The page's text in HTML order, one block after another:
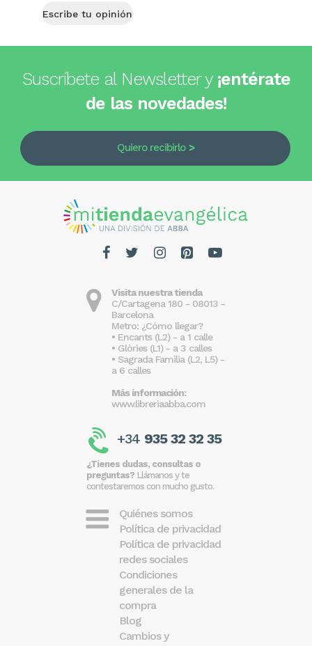
Escribe tu opinión
Suscríbete al Newsletter y ¡entérate
de las novedades!
Quiero recibirlo
Visita nuestra tienda
C/Cartagena 180 - 08013 -
Barcelona
Metro: ¿Cómo llegar?
• Encants (L2) - a 1 calle
• Glòries (L1) - a 3 calles
• Sagrada Familia (L2, L5) -
a 6 calles
Más información:
www.libreriaabba.com
+34 935 32 32 35
¿Tienes dudas, consultas o
preguntas? Llámanos y te
contestaremos con mucho gusto.
Quiénes somos
Política de privacidad
Política de privacidad
redes sociales
Condiciones
generales de la
compra
Blog
Cambios y